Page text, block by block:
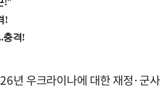
년 우크라이나에 대한 재정·